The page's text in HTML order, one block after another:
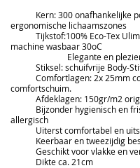
Kern: 300 onafhankelijke
ergonomische lichaamszones
Tijkstof:100% Eco-Tex
machine wasbaar 30oC
Elegante en plezierige
Stiksel: schuifvrije Body-
Comfortlagen: 2x 25mm
comfortschuim.
Afdeklagen: 150gr/m2
Bijzonder hygienisch en fris;
allergisch
Uiterst comfortabel en
Keerbaar en tweezijdig
Geschikt voor vlakke en
Dikte ca. 21cm